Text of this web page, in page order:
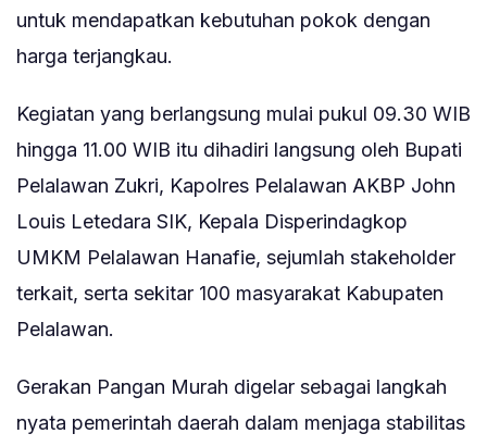
untuk mendapatkan kebutuhan pokok dengan
harga terjangkau.
Kegiatan yang berlangsung mulai pukul 09.30 WIB
hingga 11.00 WIB itu dihadiri langsung oleh Bupati
Pelalawan Zukri, Kapolres Pelalawan AKBP John
Louis Letedara SIK, Kepala Disperindagkop
UMKM Pelalawan Hanafie, sejumlah stakeholder
terkait, serta sekitar 100 masyarakat Kabupaten
Pelalawan.
Gerakan Pangan Murah digelar sebagai langkah
nyata pemerintah daerah dalam menjaga stabilitas